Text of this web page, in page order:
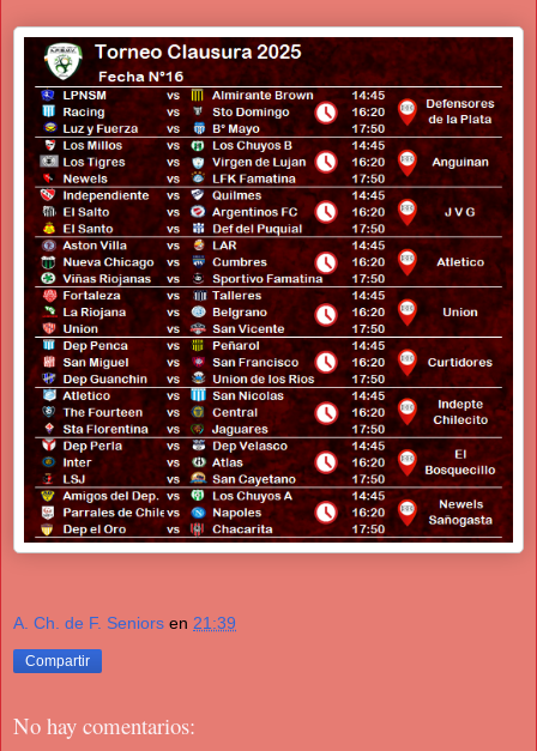
A. Ch. de F. Seniors en 21:39
Compartir
No hay comentarios: